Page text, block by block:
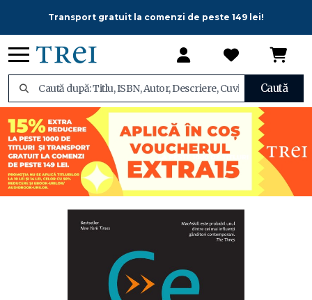
Transport gratuit la comenzi de peste 149 lei!
Caută